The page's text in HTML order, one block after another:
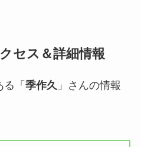
セス＆詳細情報
「 季作久 」さんの情報